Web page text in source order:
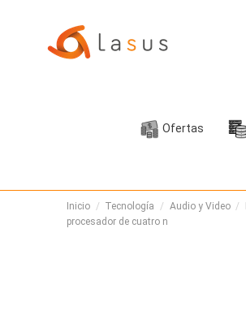
Ofertas
Inicio Tecnología Audio y Video
procesador de cuatro n